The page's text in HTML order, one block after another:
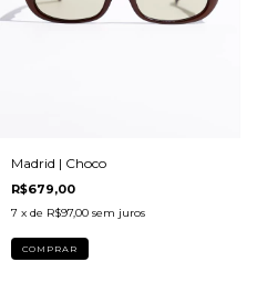
Madrid | Choco
R$679,00
7 x de R$97,00 sem juros